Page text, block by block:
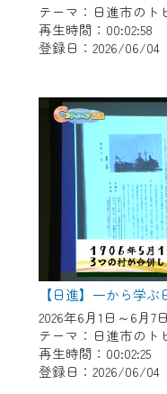
テーマ：日進市のト
再生時間：00:02:58
登録日：2026/06/04
【日進】一から学
2026年6月1日～6月7
テーマ：日進市のト
再生時間：00:02:25
登録日：2026/06/04